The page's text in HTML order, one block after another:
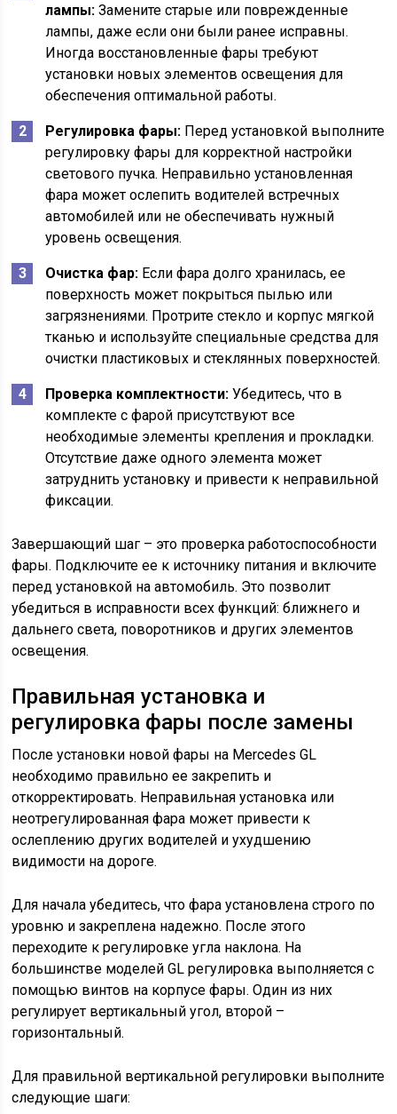
лампы: Замените старые или поврежденные
лампы, даже если они были ранее исправны.
Иногда восстановленные фары требуют
установки новых элементов освещения для
обеспечения оптимальной работы.
Регулировка фары: Перед установкой выполните
регулировку фары для корректной настройки
светового пучка. Неправильно установленная
фара может ослепить водителей встречных
автомобилей или не обеспечивать нужный
уровень освещения.
Очистка фар: Если фара долго хранилась, ее
поверхность может покрыться пылью или
загрязнениями. Протрите стекло и корпус мягкой
тканью и используйте специальные средства для
очистки пластиковых и стеклянных поверхностей.
Проверка комплектности: Убедитесь, что в
комплекте с фарой присутствуют все
необходимые элементы крепления и прокладки.
Отсутствие даже одного элемента может
затруднить установку и привести к неправильной
фиксации.
Завершающий шаг – это проверка работоспособности
фары. Подключите ее к источнику питания и включите
перед установкой на автомобиль. Это позволит
убедиться в исправности всех функций: ближнего и
дальнего света, поворотников и других элементов
освещения.
Правильная установка и
регулировка фары после замены
После установки новой фары на Mercedes GL
необходимо правильно ее закрепить и
откорректировать. Неправильная установка или
неотрегулированная фара может привести к
ослеплению других водителей и ухудшению
видимости на дороге.
Для начала убедитесь, что фара установлена строго по
уровню и закреплена надежно. После этого
переходите к регулировке угла наклона. На
большинстве моделей GL регулировка выполняется с
помощью винтов на корпусе фары. Один из них
регулирует вертикальный угол, второй –
горизонтальный.
Для правильной вертикальной регулировки выполните
следующие шаги: